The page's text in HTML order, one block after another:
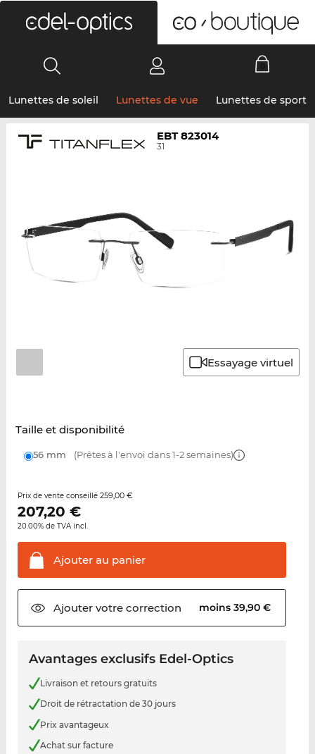
Lunettes de soleil Lunettes de vue Lunettes de sport
EBT 823014
31
Essayage virtuel
Taille et disponibilité
56 mm (Prêtes à l'envoi dans 1-2 semaines)
Prix de vente conseillé 259,00 €
207,20 €
20.00% de TVA incl.
Ajouter au panier
Ajouter votrecorrection moins 39,90 €
Avantages exclusifs Edel-Optics
Livraison et retours gratuits
Droit de rétractation de 30 jours
Prix avantageux
Achat sur facture